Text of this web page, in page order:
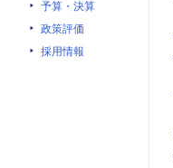
予算・決算
政策評価
採用情報